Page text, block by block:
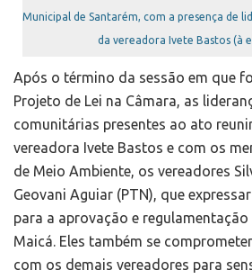
Municipal de Santarém, com a presença de
da vereadora Ivete Bastos (à
Após o término da sessão em que
Projeto de Lei na Câmara, as
comunitárias presentes ao ato
vereadora Ivete Bastos e com os
de Meio Ambiente, os vereadores
Geovani Aguiar (PTN), que
para a aprovação e regulamentação
Maicá. Eles também se
com os demais vereadores para